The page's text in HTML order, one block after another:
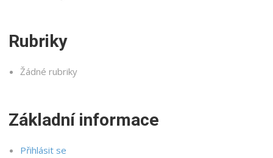
Rubriky
Žádné rubriky
Základní informace
Přihlásit se